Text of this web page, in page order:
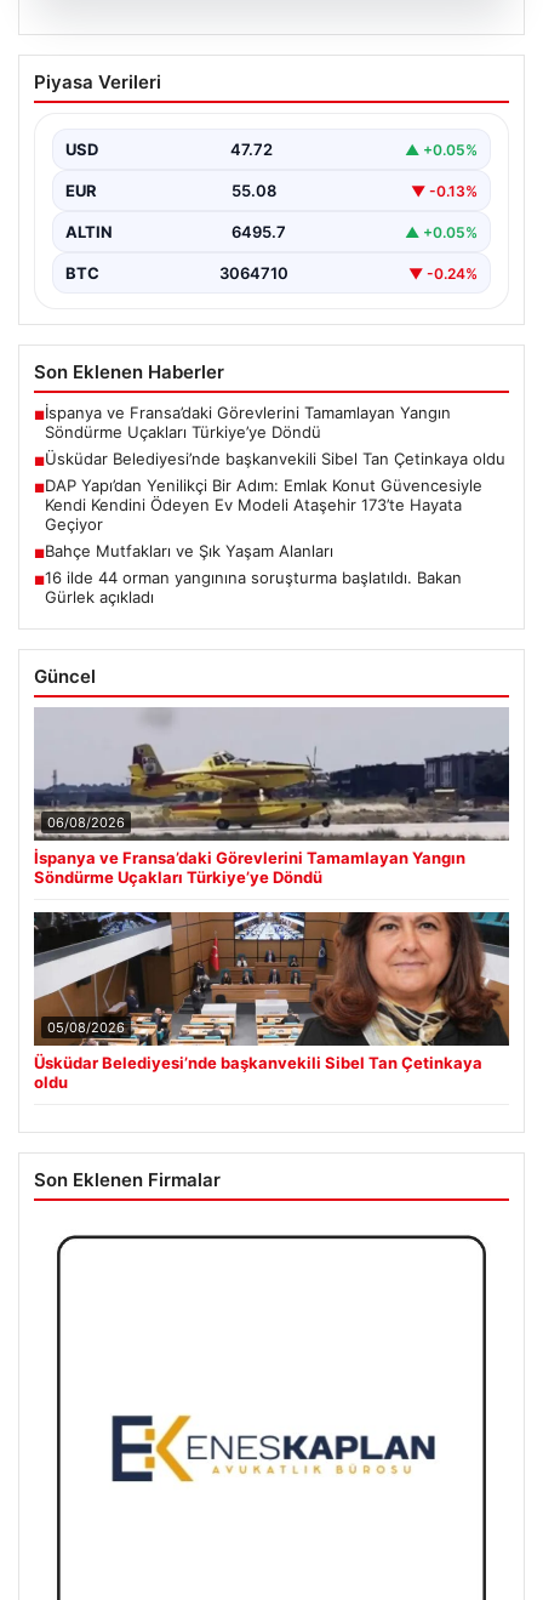
05.08.2026
Üsküdar Belediyesi’nde başkanvekili
Sibel Tan Çetinkaya oldu
Piyasa Verileri
USD 47.72 ▲ +0.05%
EUR 55.08 ▼ -0.13%
ALTIN 6495.7 ▲ +0.05%
BTC 3064710 ▼ -0.24%
Son Eklenen Haberler
■İspanya ve Fransa’daki Görevlerini Tamamlayan Yangın
Söndürme Uçakları Türkiye’ye Döndü
■Üsküdar Belediyesi’nde başkanvekili Sibel Tan Çetinkaya oldu
■DAP Yapı’dan Yenilikçi Bir Adım: Emlak Konut Güvencesiyle
Kendi Kendini Ödeyen Ev Modeli Ataşehir 173’te Hayata
Geçiyor
■Bahçe Mutfakları ve Şık Yaşam Alanları
■16 ilde 44 orman yangınına soruşturma başlatıldı. Bakan
Gürlek açıkladı
Güncel
06/08/2026
İspanya ve Fransa’daki Görevlerini Tamamlayan Yangın
Söndürme Uçakları Türkiye’ye Döndü
05/08/2026
Üsküdar Belediyesi’nde başkanvekili Sibel Tan Çetinkaya
oldu
Son Eklenen Firmalar